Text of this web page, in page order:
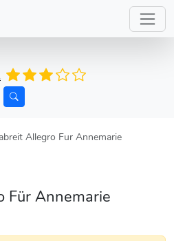
Allegro Fur Annemarie
Für Annemarie